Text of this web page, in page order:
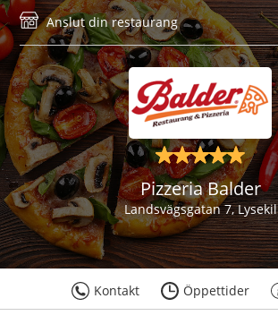
Anslut din restaurang
Pizzeria Balder
Landsvägsgatan 7, Lysekil
Kontakt Öppettider